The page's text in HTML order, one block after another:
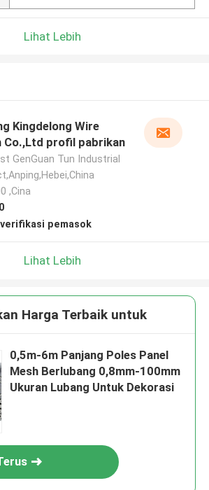
Lihat Lebih
Kingdelong Wire
Co.,Ltd profil pabrikan
GenGuan Tun Industrial
,Cina
pemasok
Lihat Lebih
Harga Terbaik untuk
0,5m-6m Panjang Poles Panel
Mesh Berlubang 0,8mm-100mm
Ukuran Lubang Untuk Dekorasi